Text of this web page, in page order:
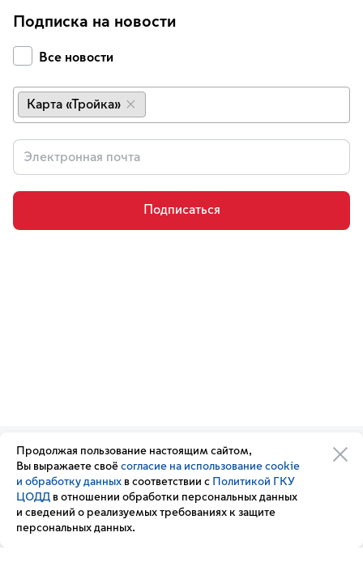
Подписка на новости
Все новости
Карта «Тройка»
Подписаться
Организации транспортного
комплекса
Транспортный комплекс
России
Новости
Обратная связь
Подписка
на новости
Вакансии
Продолжая пользование настоящим сайтом,
Вы выражаете своё согласие на использование cookie
и обработку данных в соответствии с Политикой ГКУ
ЦОДД в отношении обработки персональных данных
и сведений о реализуемых требованиях к защите
персональных данных.